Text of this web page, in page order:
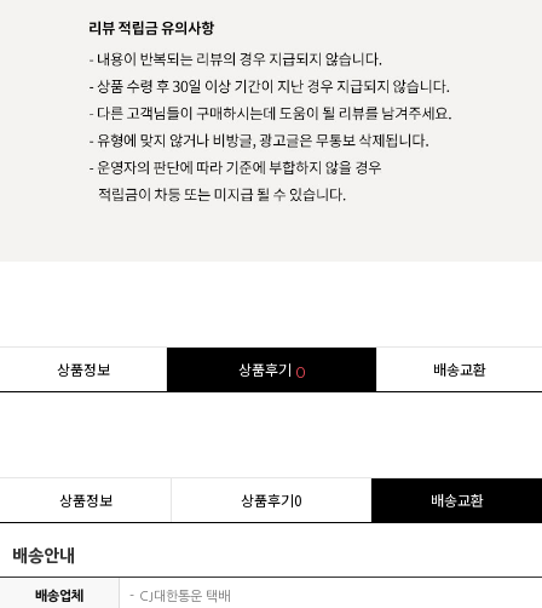
상품정보 상품후기 0 배송교환
상품정보 상품후기0 배송교환
배송안내
배송업체 CJ대한통운 택배